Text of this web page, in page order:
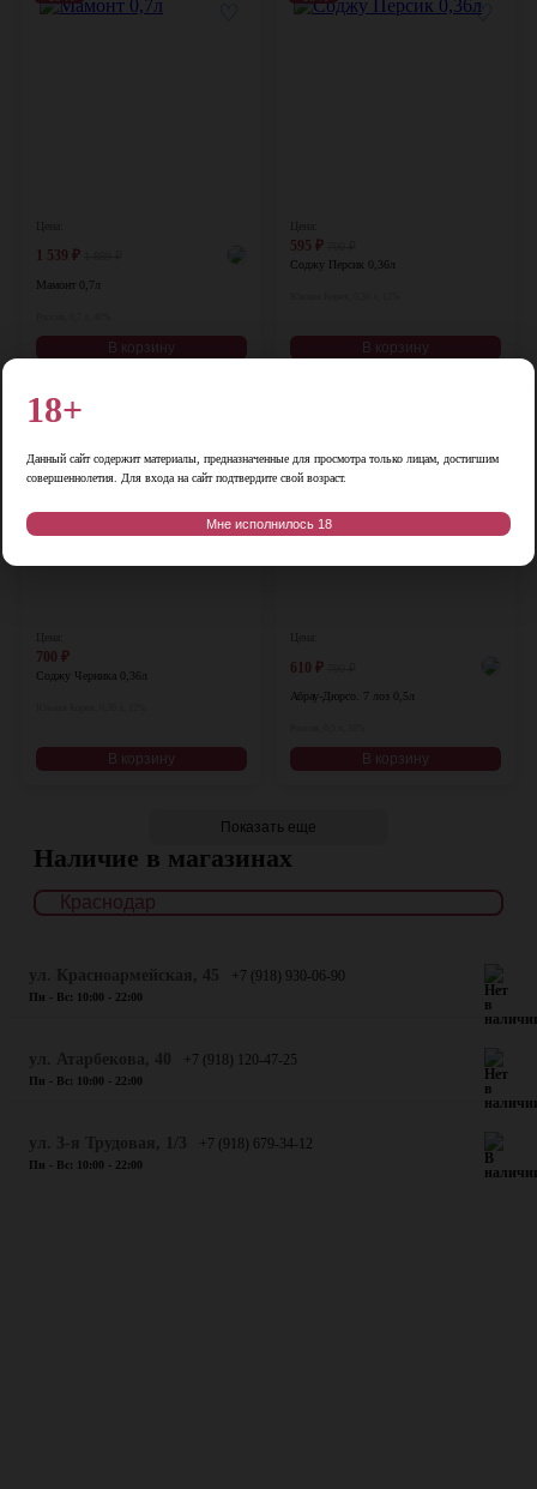
1 539 ₽
Мамонт 0,7л
В корзину
♡
595 ₽
Соджу Персик 0,36л
В корзину
700 ₽
Соджу Черника 0,36л
В корзину
610 ₽
Абрау-Дюрсо. 7 лоз 0,5л
В корзину
Показать еще
Наличие в магазинах
+7 (918) 930-06-90
Пн - Вс: 10:00 - 22:00
+7 (918) 120-47-25
Пн - Вс: 10:00 - 22:00
+7 (918) 679-34-12
Пн - Вс: 10:00 - 22:00
18+
Данный сайт содержит материалы, предназначенные для просмотра только лицам, достигшим
совершеннолетия. Для входа на сайт подтвердите свой возраст.
Мне исполнилось 18